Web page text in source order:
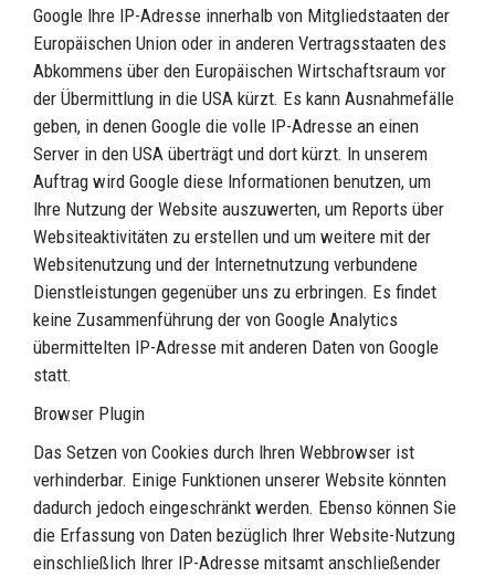
Google Ihre IP-Adresse innerhalb von Mitgliedstaaten der
Europäischen Union oder in anderen Vertragsstaaten des
Abkommens über den Europäischen Wirtschaftsraum vor
der Übermittlung in die USA kürzt. Es kann Ausnahmefälle
geben, in denen Google die volle IP-Adresse an einen
Server in den USA überträgt und dort kürzt. In unserem
Auftrag wird Google diese Informationen benutzen, um
Ihre Nutzung der Website auszuwerten, um Reports über
Websiteaktivitäten zu erstellen und um weitere mit der
Websitenutzung und der Internetnutzung verbundene
Dienstleistungen gegenüber uns zu erbringen. Es findet
keine Zusammenführung der von Google Analytics
übermittelten IP-Adresse mit anderen Daten von Google
statt.
Browser Plugin
Das Setzen von Cookies durch Ihren Webbrowser ist
verhinderbar. Einige Funktionen unserer Website könnten
dadurch jedoch eingeschränkt werden. Ebenso können Sie
die Erfassung von Daten bezüglich Ihrer Website-Nutzung
einschließlich Ihrer IP-Adresse mitsamt anschließender